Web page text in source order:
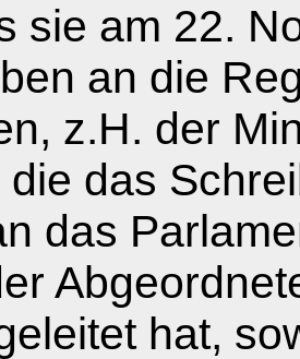
sie am 22.
an die
z.H. der
die das
das
hat,